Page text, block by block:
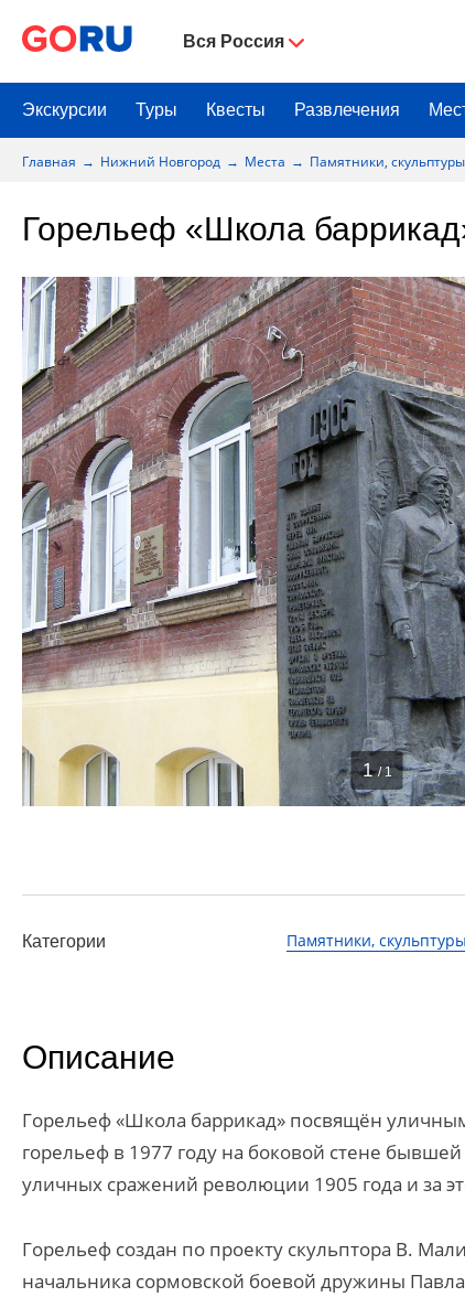
Вся Россия
Экскурсии Туры Квесты Развлечения
Главная Нижний Новгород Места Памятники,
Горельеф «Школа
1 / 1
Категории Памятники,
Описание
Горельеф «Школа баррикад» посвящён
горельеф в 1977 году на боковой стене
уличных сражений революции 1905 года и за
Горельеф создан по проекту скульптора В.
начальника сормовской боевой дружины